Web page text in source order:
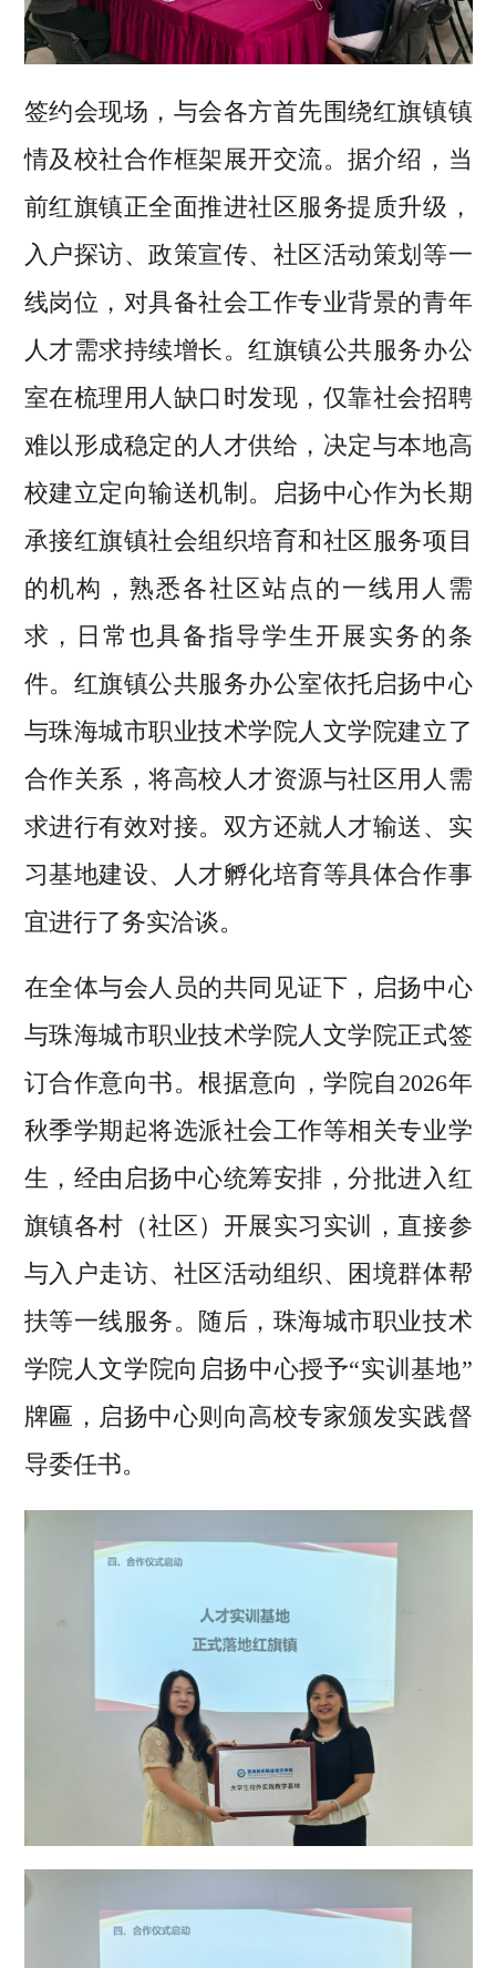
签约会现场，与会各方首先围绕红旗镇镇
情及校社合作框架展开交流。据介绍，当
前红旗镇正全面推进社区服务提质升级，
入户探访、政策宣传、社区活动策划等一
线岗位，对具备社会工作专业背景的青年
人才需求持续增长。红旗镇公共服务办公
室在梳理用人缺口时发现，仅靠社会招聘
难以形成稳定的人才供给，决定与本地高
校建立定向输送机制。启扬中心作为长期
承接红旗镇社会组织培育和社区服务项目
的机构，熟悉各社区站点的一线用人需
求，日常也具备指导学生开展实务的条
件。红旗镇公共服务办公室依托启扬中心
与珠海城市职业技术学院人文学院建立了
合作关系，将高校人才资源与社区用人需
求进行有效对接。双方还就人才输送、实
习基地建设、人才孵化培育等具体合作事
宜进行了务实洽谈。
在全体与会人员的共同见证下，启扬中心
与珠海城市职业技术学院人文学院正式签
订合作意向书。根据意向，学院自2026年
秋季学期起将选派社会工作等相关专业学
生，经由启扬中心统筹安排，分批进入红
旗镇各村（社区）开展实习实训，直接参
与入户走访、社区活动组织、困境群体帮
扶等一线服务。随后，珠海城市职业技术
学院人文学院向启扬中心授予“实训基地”
牌匾，启扬中心则向高校专家颁发实践督
导委任书。